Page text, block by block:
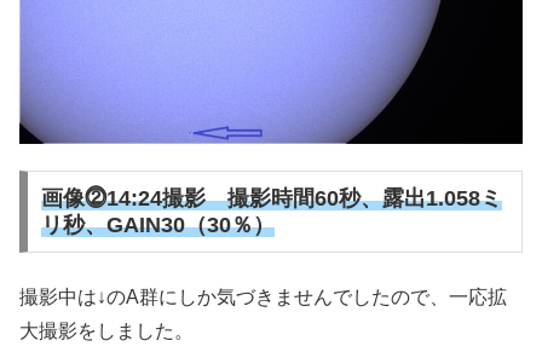
画像⓶14:24撮影撮影時間60秒、露出1.058ミ
リ秒、GAIN30（30％）
撮影中は↓のA群にしか気づきませんでしたので、一応拡
大撮影をしました。